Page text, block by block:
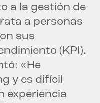
a la gestión de
a personas
sus
(KPI).
«He
y es difícil
experiencia